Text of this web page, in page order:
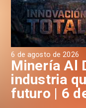
6 de agosto de 2026
Minería Al
industria
futuro | 5